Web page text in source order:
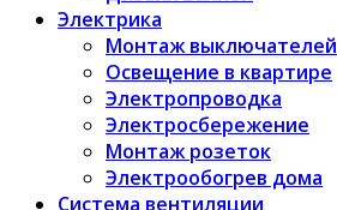
Электрика
Монтаж выключателей
Освещение в квартире
Электропроводка
Электросбережение
Монтаж розеток
Электрообогрев дома
Система вентиляции